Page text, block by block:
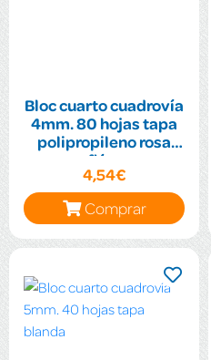
Bloc cuarto cuadrovía
4mm. 80 hojas tapa
polipropileno rosa
flúor
4,54€
Comprar